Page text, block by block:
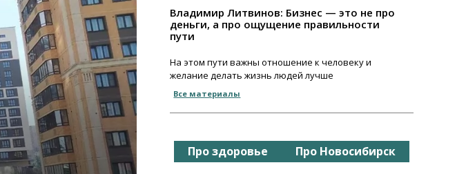
Владимир Литвинов: Бизнес — это не про
деньги, а про ощущение правильности
пути
На этом пути важны отношение к человеку и
желание делать жизнь людей лучше
Все материалы
Про здоровье Про Новосибирск